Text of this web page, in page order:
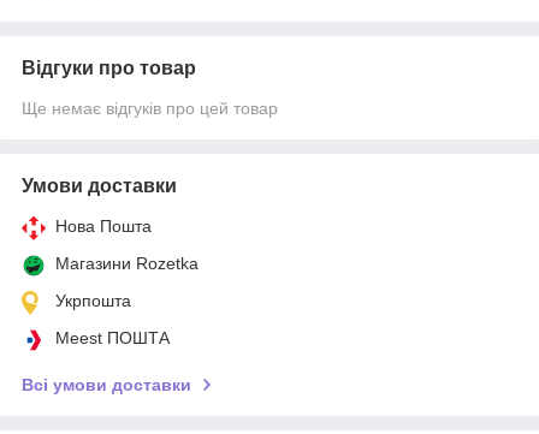
Відгуки про товар
Ще немає відгуків про цей товар
Умови доставки
Нова Пошта
Магазини Rozetka
Укрпошта
Meest ПОШТА
Всі умови доставки